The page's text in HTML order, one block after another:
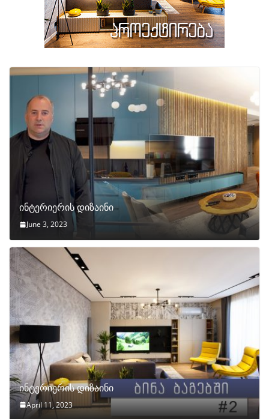
ინტერიერის დიზაინი
June 3, 2023
ინტერიერის დიზაინი
April 11, 2023